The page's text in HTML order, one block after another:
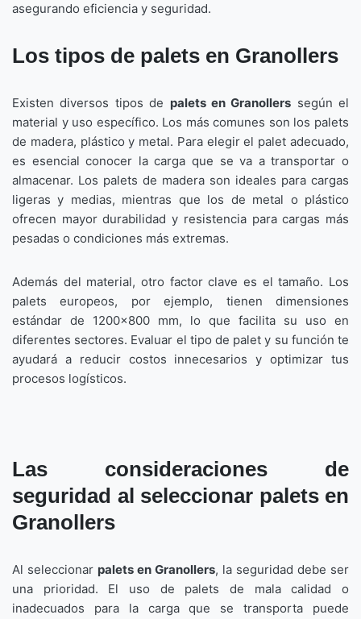
asegurando eficiencia y seguridad.
Los tipos de palets en Granollers
Existen diversos tipos de palets en Granollers según el
material y uso específico. Los más comunes son los palets
de madera, plástico y metal. Para elegir el palet adecuado,
es esencial conocer la carga que se va a transportar o
almacenar. Los palets de madera son ideales para cargas
ligeras y medias, mientras que los de metal o plástico
ofrecen mayor durabilidad y resistencia para cargas más
pesadas o condiciones más extremas.
Además del material, otro factor clave es el tamaño. Los
palets europeos, por ejemplo, tienen dimensiones
estándar de 1200×800 mm, lo que facilita su uso en
diferentes sectores. Evaluar el tipo de palet y su función te
ayudará a reducir costos innecesarios y optimizar tus
procesos logísticos.
Las consideraciones de
seguridad al seleccionar palets en
Granollers
Al seleccionar palets en Granollers, la seguridad debe ser
una prioridad. El uso de palets de mala calidad o
inadecuados para la carga que se transporta puede